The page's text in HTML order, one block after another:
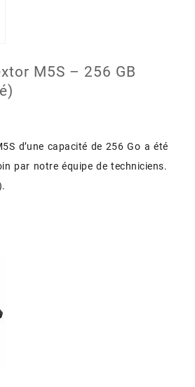
M5S – 256 GB
d’une capacité de 256 Go a été
par notre équipe de techniciens.